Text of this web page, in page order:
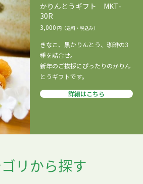
かりんとうギフト MKT-
30R
3,000
きなこ、黒かりんとう、珈琲の3
種を詰合せ。
新年のご挨拶にぴったりのかりん
とうギフトです。
詳細はこちら
リから探す